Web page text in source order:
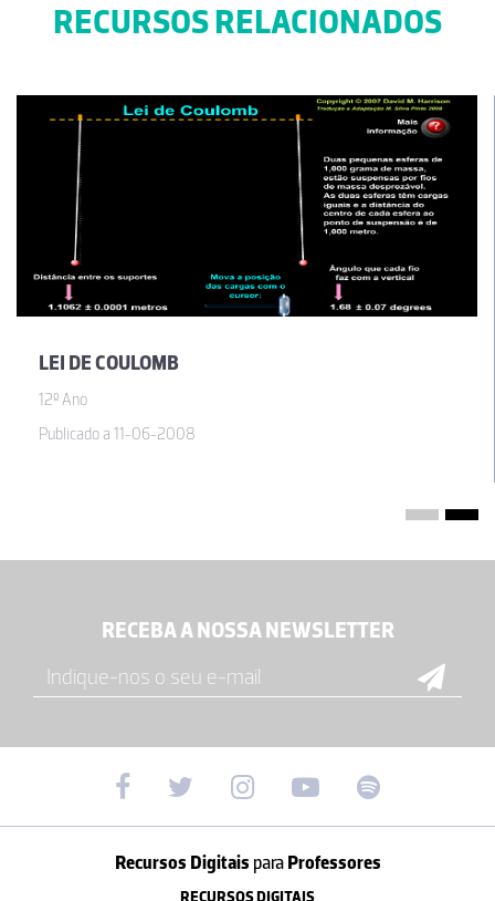
RECURSOS RELACIONADOS
LEI DE COULOMB
12º Ano
Publicado a 11-06-2008
RECEBA A NOSSA NEWSLETTER
Recursos Digitais paraProfessores